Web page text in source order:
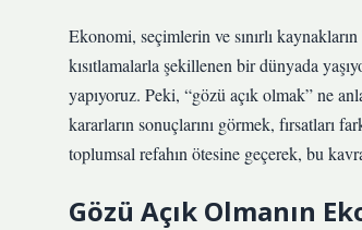
Ekonomi, seçimlerin ve sınırlı
kısıtlamalarla şekillenen bir dünyada
yapıyoruz. Peki, “gözü açık olmak” ne
kararların sonuçlarını görmek, fırsatları
toplumsal refahın ötesine geçerek, bu
Gözü Açık Olmanın